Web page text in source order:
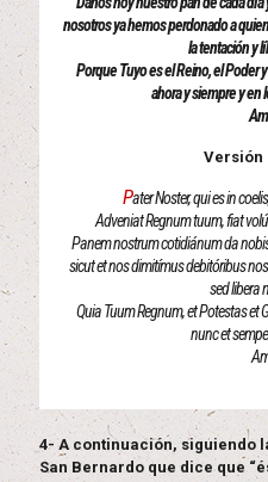
nosotros ya hemos perdonado a
la tentación y
Porque Tuyo es el Reino, el Poder
ahora y siempre y en
Versión
Pater Noster, qui es in
Adveniat Regnum tuum, fiat
Panem nostrum cotidiánum da
sicut et nos dimitímus debitóribus
sed libera
Quia Tuum Regnum, et Potestas et
nunc et
4- A continuación, siguiendo
San Bernardo que dice que